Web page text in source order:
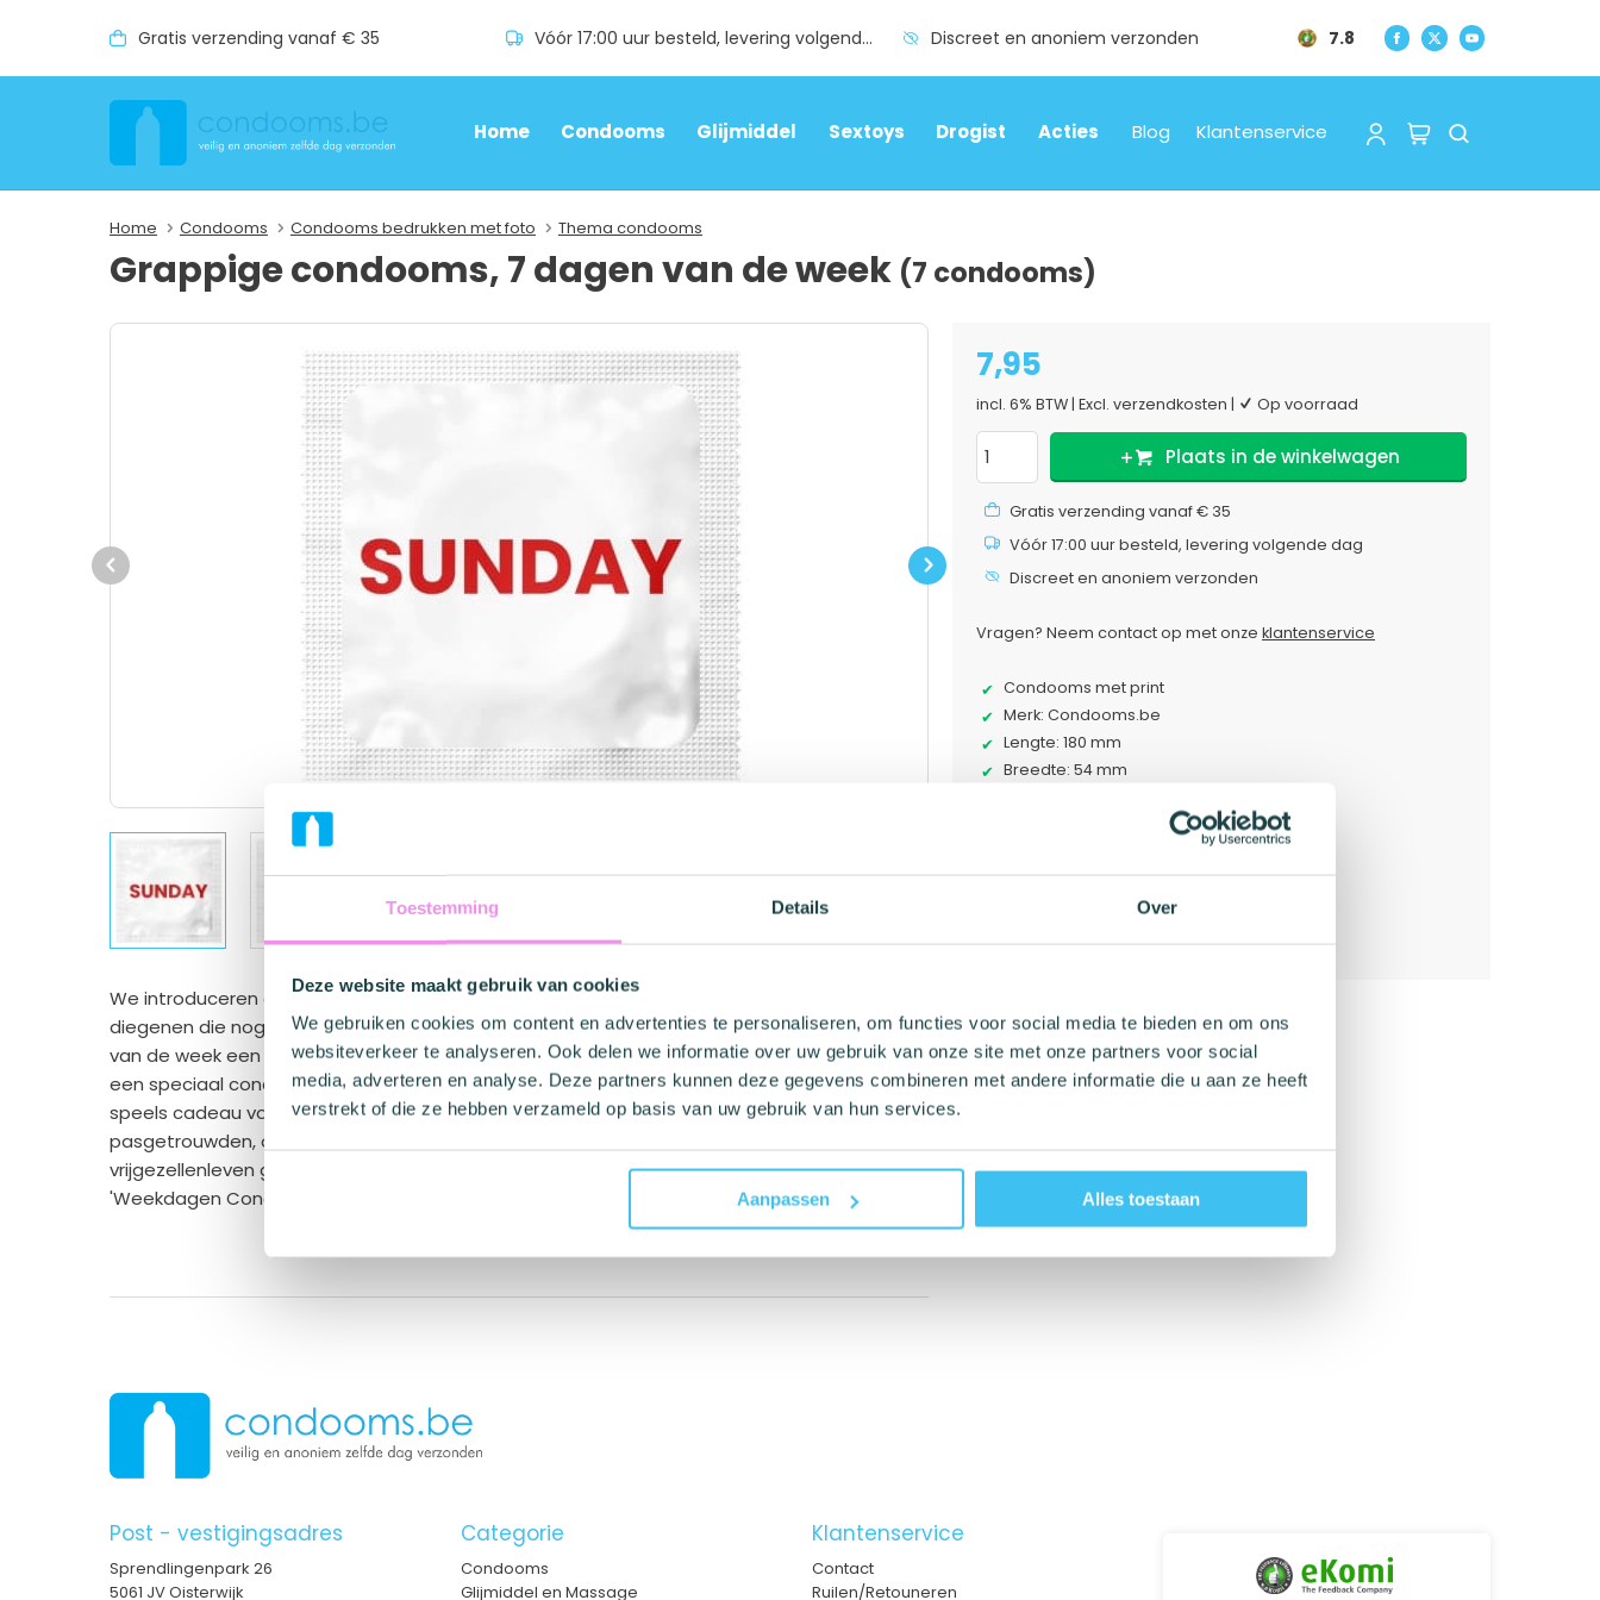
Toestemming Details Over
Deze website maakt gebruik van cookies
We gebruiken cookies om content en advertenties te personaliseren, om functies voor social media te bieden en om ons
websiteverkeer te analyseren. Ook delen we informatie over uw gebruik van onze site met onze partners voor social
media, adverteren en analyse. Deze partners kunnen deze gegevens combineren met andere informatie die u aan ze heeft
verstrekt of die ze hebben verzameld op basis van uw gebruik van hun services.
Aanpassen Alles toestaan
Gratis verzending vanaf € 35 Vóór 17:00 uur besteld, levering volgende dag Discreet en anoniem verzonden 7.8
Blog Klantenservice
Home Condooms Glijmiddel Sextoys Drogist Acties
Home Condooms Condooms bedrukken met foto Thema condooms
Grappige condooms, 7 dagen van de week (7 condooms)
Previous Next
We introduceren onze unieke 'Weekdagen Condooms'. Perfect voor jonge koppels of voor
diegenen die nog steeds elkaar aan het verkennen zijn. Er is niets spannender dan elke dag
van de week een nieuw avontuur aan te gaan. En wat is er nu leuker dan dat te doen met
een speciaal condoom voor elke dag? Bovendien zijn deze condooms een perfect en
speels cadeau voor een vriend of vriendin die een speciale verjaardag viert, voor
pasgetrouwden, of zelfs voor iemand die na een lange relatie weer van het
vrijgezellenleven geniet. Breng wat plezier en variatie in de slaapkamer met onze
'Weekdagen Condooms'!"
7,95
incl. 6% BTW | Excl. verzendkosten | Op voorraad
Plaats in de winkelwagen
Gratis verzending vanaf € 35
Vóór 17:00 uur besteld, levering volgende dag
Discreet en anoniem verzonden
Vragen? Neem contact op met onze klantenservice
Condooms met print
Merk: Condooms.be
Lengte: 180 mm
Breedte: 54 mm
Merk informatie
Post - vestigingsadres
Sprendlingenpark 26
5061 JV Oisterwijk
Categorie
Condooms
Glijmiddel en Massage
Klantenservice
Contact
Ruilen/Retouneren